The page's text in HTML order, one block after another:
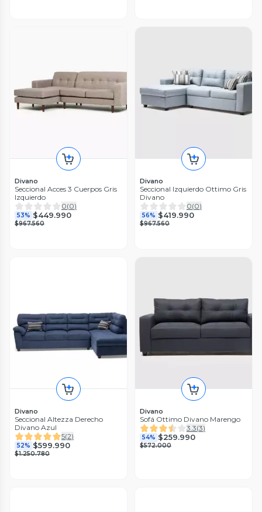
Divano
Seccional Acces 3 Cuerpos Gris
Izquierdo
0(0)
53% $449.990
$967.560
Divano
Seccional Izquierdo Ottimo Gris
Divano
0(0)
56% $419.990
$967.560
Divano
Seccional Altezza Derecho
Divano Azul
5(2)
52% $599.990
$1.250.780
Divano
Sofá Ottimo Divano Marengo
3.3(3)
54% $259.990
$572.000